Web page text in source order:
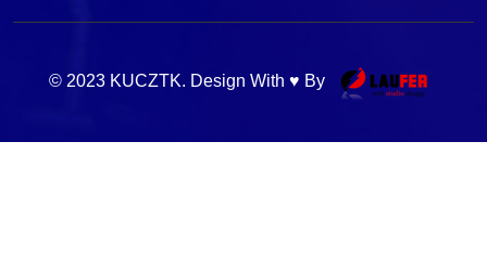
© 2023 KUCZTK. Design With ♥ By